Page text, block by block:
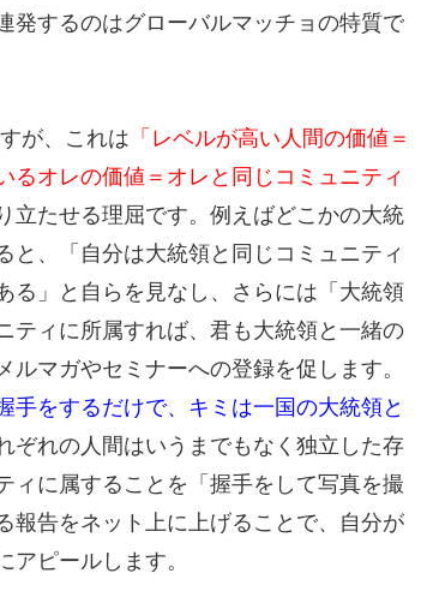
発するのはグローバルマッチョの特質で
が、これは 「レベルが高い人間の価値＝
るオレの価値＝オレと同じコミュニティ
立たせる理屈です。例えばどこかの大統
と、「自分は大統領と同じコミュニティ
る」と自らを見なし、さらには「大統領
ティに所属すれば、君も大統領と一緒の
マガやセミナーへの登録を促します。
手をするだけで、キミは一国の大統領と
ぞれの人間はいうまでもなく独立した存
ィに属することを「握手をして写真を撮
報告をネット上に上げることで、自分が
ピールします。